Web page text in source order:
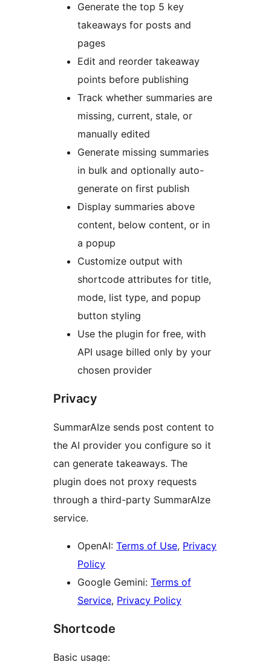
Generate the top 5 key
takeaways for posts and
pages
Edit and reorder takeaway
points before publishing
Track whether summaries are
missing, current, stale, or
manually edited
Generate missing summaries
in bulk and optionally auto-
generate on first publish
Display summaries above
content, below content, or in
a popup
Customize output with
shortcode attributes for title,
mode, list type, and popup
button styling
Use the plugin for free, with
API usage billed only by your
chosen provider
Privacy
SummarAIze sends post content to
the AI provider you configure so it
can generate takeaways. The
plugin does not proxy requests
through a third-party SummarAIze
service.
OpenAI: Terms of Use, Privacy
Policy
Google Gemini: Terms of
Service, Privacy Policy
Shortcode
Basic usage: